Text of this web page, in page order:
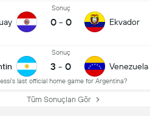
Sonuç
0 - 0 Ekvador
Sonuç
3 - 0
last official home game for Argentina?
Venezuela
Tüm Sonuçları Gör